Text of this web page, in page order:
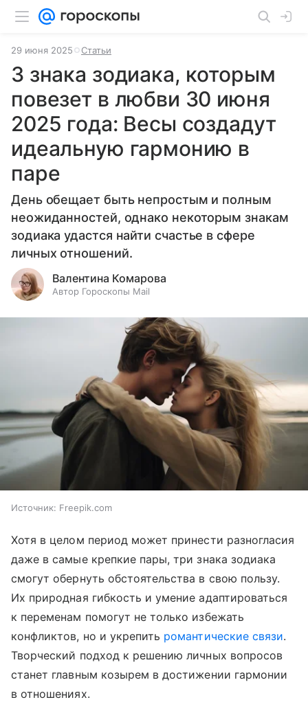
29 июня 2025 Статьи
3 знака зодиака, которым
повезет в любви 30 июня
2025 года: Весы создадут
идеальную гармонию в
паре
День обещает быть непростым и полным
неожиданностей, однако некоторым знакам
зодиака удастся найти счастье в сфере
личных отношений.
Валентина Комарова
Автор Гороскопы Mail
Источник: Freepik.com
Хотя в целом период может принести разногласия
даже в самые крепкие пары, три знака зодиака
смогут обернуть обстоятельства в свою пользу.
Их природная гибкость и умение адаптироваться
к переменам помогут не только избежать
конфликтов, но и укрепить романтические связи.
Творческий подход к решению личных вопросов
станет главным козырем в достижении гармонии
в отношениях.